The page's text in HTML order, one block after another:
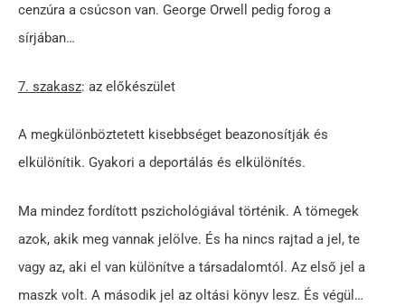
cenzúra a csúcson van. George Orwell pedig forog a
sírjában…
7. szakasz: az előkészület
A megkülönböztetett kisebbséget beazonosítják és
elkülönítik. Gyakori a deportálás és elkülönítés.
Ma mindez fordított pszichológiával történik. A tömegek
azok, akik meg vannak jelölve. És ha nincs rajtad a jel, te
vagy az, aki el van különítve a társadalomtól. Az első jel a
maszk volt. A második jel az oltási könyv lesz. És végül…